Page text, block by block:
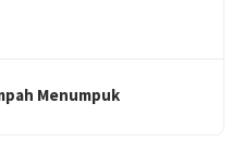
Menumpuk